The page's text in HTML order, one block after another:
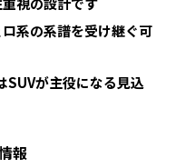
系の系譜を受け継ぐ可
SUVが主役になる見込
報